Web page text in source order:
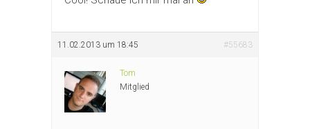
11.02.2013 um 18:45 #55683
Tom
Mitglied